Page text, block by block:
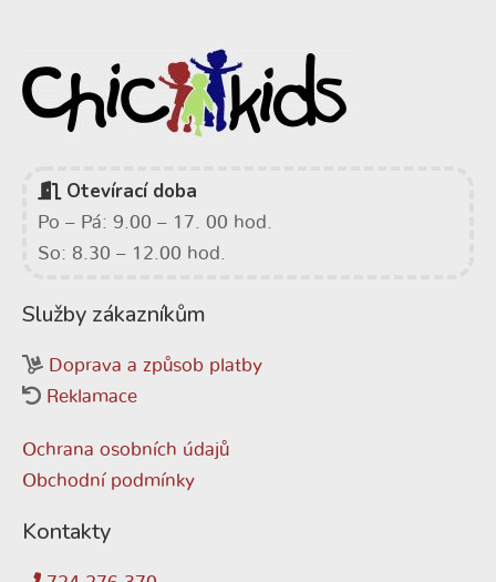
Otevírací doba
Po – Pá: 9.00 – 17. 00 hod.
So: 8.30 – 12.00 hod.
Služby zákazníkům
Doprava a způsob platby
Reklamace
Ochrana osobních údajů
Obchodní podmínky
Kontakty